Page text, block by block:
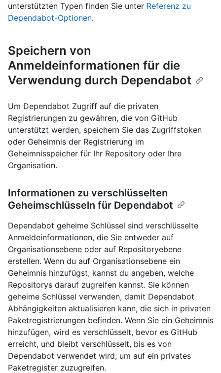
unterstützten Typen finden Sie unter Referenz zu
Dependabot-Optionen.
Speichern von
Anmeldeinformationen für die
Verwendung durch Dependabot
Um Dependabot Zugriff auf die privaten
Registrierungen zu gewähren, die von GitHub
unterstützt werden, speichern Sie das Zugriffstoken
oder Geheimnis der Registrierung im
Geheimnisspeicher für Ihr Repository oder Ihre
Organisation.
Informationen zu verschlüsselten
Geheimschlüsseln für Dependabot
Dependabot geheime Schlüssel sind verschlüsselte
Anmeldeinformationen, die Sie entweder auf
Organisationsebene oder auf Repositoryebene
erstellen. Wenn du auf Organisationsebene ein
Geheimnis hinzufügst, kannst du angeben, welche
Repositorys darauf zugreifen kannst. Sie können
geheime Schlüssel verwenden, damit Dependabot
Abhängigkeiten aktualisieren kann, die sich in privaten
Paketregistrierungen befinden. Wenn Sie ein Geheimnis
hinzufügen, wird es verschlüsselt, bevor es GitHub
erreicht, und bleibt verschlüsselt, bis es von
Dependabot verwendet wird, um auf ein privates
Paketregister zuzugreifen.